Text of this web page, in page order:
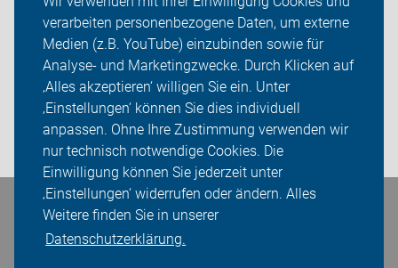
verarbeiten personenbezogene Daten, um externe
Medien (z.B. YouTube) einzubinden sowie für
Analyse- und Marketingzwecke. Durch Klicken auf
‚Alles akzeptieren‘ willigen Sie ein. Unter
‚Einstellungen‘ können Sie dies individuell
anpassen. Ohne Ihre Zustimmung verwenden wir
nur technisch notwendige Cookies. Die
Einwilligung können Sie jederzeit unter
‚Einstellungen‘ widerrufen oder ändern. Alles
Weitere finden Sie in unserer
Datenschutzerklärung.
ADFC Schwerin
Sei dabei
Presse
Login
Bleiben Sie in Kontakt